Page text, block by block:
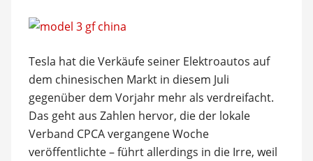
Tesla hat die Verkäufe seiner Elektroautos auf
dem chinesischen Markt in diesem Juli
gegenüber dem Vorjahr mehr als verdreifacht.
Das geht aus Zahlen hervor, die der lokale
Verband CPCA vergangene Woche
veröffentlichte – führt allerdings in die Irre, weil